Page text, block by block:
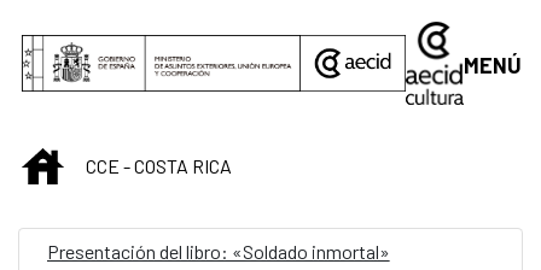
MENÚ
INICIO
CCE - COSTA RICA
Presentación del libro: «Soldado inmortal»